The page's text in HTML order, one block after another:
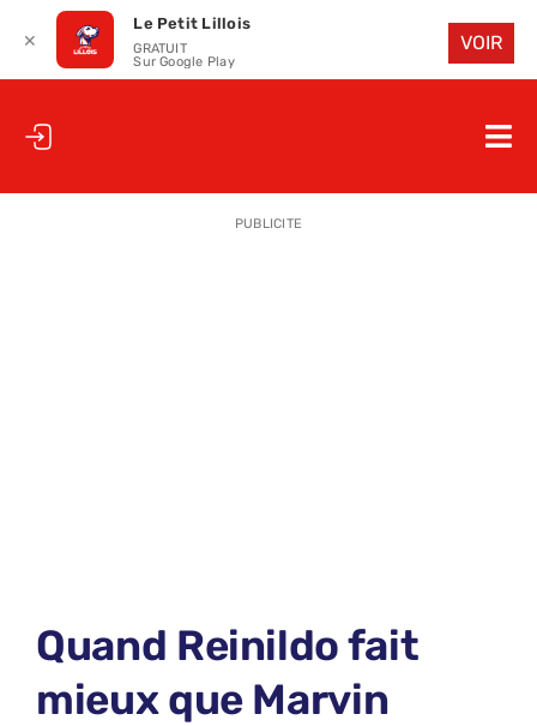
à
PUBLICITE
Quand Reinildo fait
mieux que Marvin
✕
Le Petit Lillois
GRATUIT
Sur Google Play
VOIR